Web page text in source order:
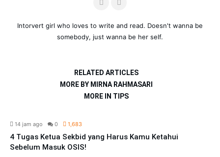
Intorvert girl who loves to write and read. Doesn't wanna be
somebody, just wanna be her self.
RELATED ARTICLES
MORE BY MIRNA RAHMASARI
MORE IN TIPS
14 jam ago 0 1,683
4 Tugas Ketua Sekbid yang Harus Kamu Ketahui
Sebelum Masuk OSIS!